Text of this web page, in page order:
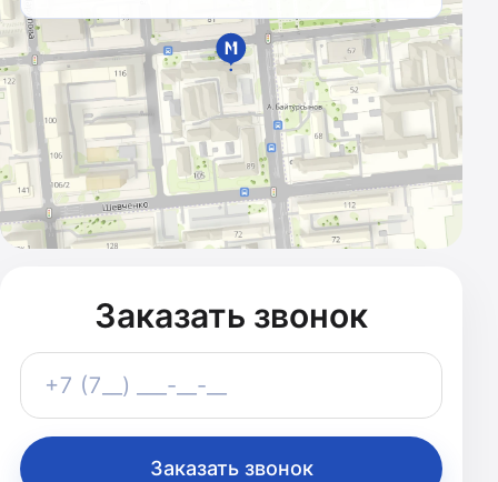
АГЕНТСТВО
Казахстан · с 2011 года
Заказать звонок
+7 (7__) ___-__-__
Заказать звонок